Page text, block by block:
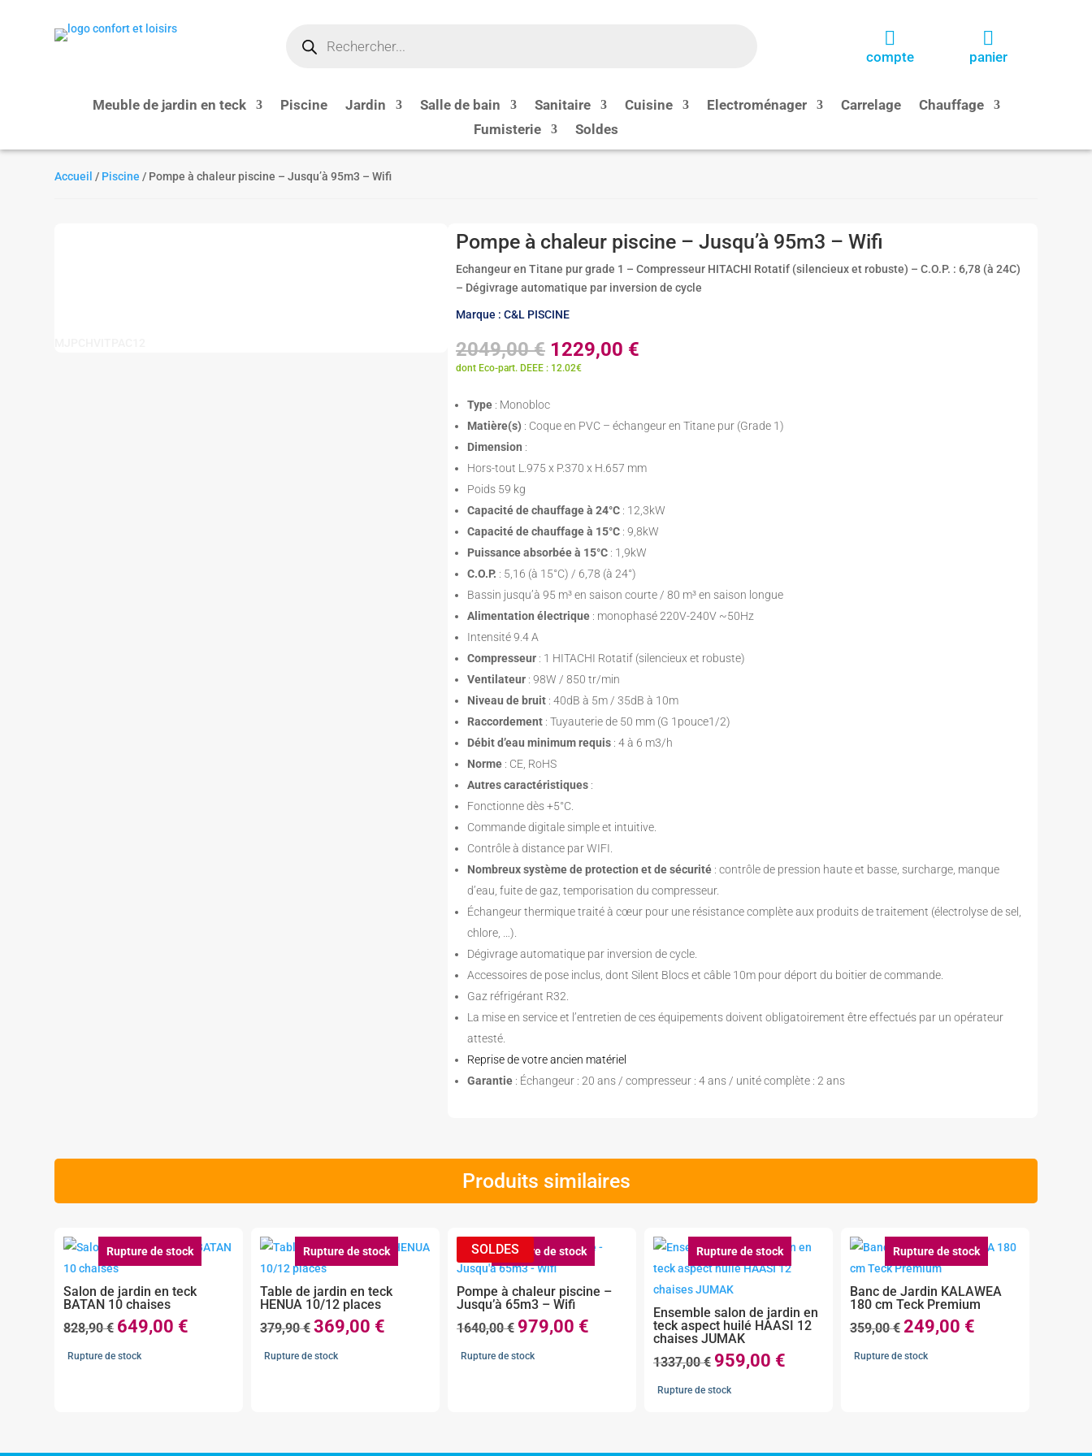
produits

compte

panier
Meuble de jardin en teck Piscine Jardin Salle de bain Sanitaire Cuisine Electroménager Carrelage
Chauffage
Fumisterie
Soldes
Accueil / Piscine / Pompe à chaleur piscine – Jusqu’à 95m3 – Wifi
Pompe à chaleur piscine – Jusqu’à 95m3 – Wifi
Echangeur en Titane pur grade 1 – Compresseur HITACHI Rotatif (silencieux et robuste) – C.O.P. : 6,78 (à 24C)
– Dégivrage automatique par inversion de cycle
Marque : C&L PISCINE
2049,00€ Le
prix
était :
2049,00 €.
1229,00 €
1229,00 €.
dont Eco-part. DEEE : 12.02€
Type : Monobloc
Matière(s) : Coque en PVC – échangeur en Titane pur (Grade 1)
Dimension :
Hors-tout L.975 x P.370 x H.657 mm
Poids 59 kg
Capacité de chauffage à 24°C : 12,3kW
Capacité de chauffage à 15°C : 9,8kW
Puissance absorbée à 15°C : 1,9kW
C.O.P. : 5,16 (à 15°C) / 6,78 (à 24°)
Bassin jusqu’à 95 m³ en saison courte / 80 m³ en saison longue
Alimentation électrique : monophasé 220V-240V ~50Hz
Intensité 9.4 A
Compresseur : 1 HITACHI Rotatif (silencieux et robuste)
Ventilateur : 98W / 850 tr/min
Niveau de bruit : 40dB à 5m / 35dB à 10m
Raccordement : Tuyauterie de 50 mm (G 1pouce1/2)
Débit d’eau minimum requis : 4 à 6 m3/h
Norme : CE, RoHS
Autres caractéristiques :
Fonctionne dès +5°C.
Commande digitale simple et intuitive.
Contrôle à distance par WIFI.
Nombreux système de protection et de sécurité : contrôle de pression haute et basse, surcharge, manque
d’eau, fuite de gaz, temporisation du compresseur.
Échangeur thermique traité à cœur pour une résistance complète aux produits de traitement (électrolyse de sel,
chlore, …).
Dégivrage automatique par inversion de cycle.
Accessoires de pose inclus, dont Silent Blocs et câble 10m pour déport du boitier de commande.
Gaz réfrigérant R32.
La mise en service et l’entretien de ces équipements doivent obligatoirement être effectués par un opérateur
attesté.
Reprise de votre ancien matériel
Garantie : Échangeur : 20 ans / compresseur : 4 ans / unité complète : 2 ans
Produits similaires
Rupture de stock
Salon de jardin en teck
BATAN 10 chaises
828,90€ Le
prix
649,00 €
Rupture de stock
Rupture de stock
Table de jardin en teck
HENUA 10/12 places
379,90€ Le
prix
369,00 €
Rupture de stock
Rupture de stock
Pompe à chaleur piscine –
Jusqu’à 65m3 – Wifi
1640,00€ Le
prix
979,00 €
Rupture de stock
Rupture de stock
Ensemble salon de jardin en
teck aspect huilé HAASI 12
chaises JUMAK
1337,00€ Le
prix
959,00 €Le
Rupture de stock
Rupture de stock
Banc de Jardin KALAWEA
180 cm Teck Premium
359,00€ Le
prix
249,00 €Le
Rupture de stock